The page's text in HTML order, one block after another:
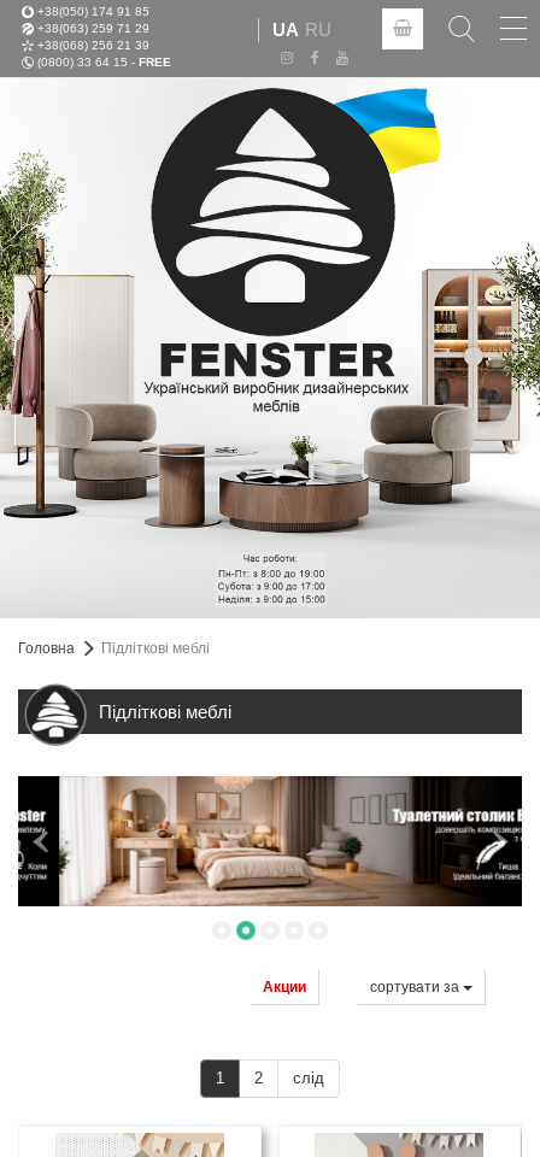
+38(050) 174 91 85
+38(063) 259 71 29
+38(068) 256 21 39
(0800) 33 64 15 - FREE
UA RU
Головна Підліткові меблі
Підліткові меблі
сортувати за
Акции
1 2 слід